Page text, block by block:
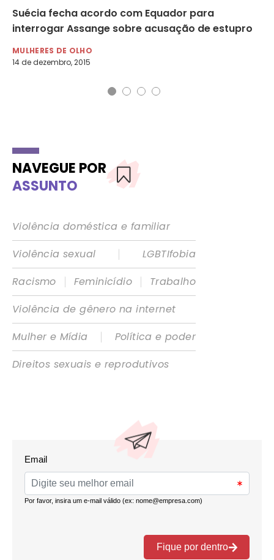
Suécia fecha acordo com Equador para
interrogar Assange sobre acusação de estupro
MULHERES DE OLHO
14 de dezembro, 2015
NAVEGUE POR
ASSUNTO
Violência doméstica e familiar
Violência sexual
|
LGBTIfobia
Racismo
| Feminicídio |
Trabalho
Violência de gênero na internet
Mulher e Mídia
|
Política e poder
Direitos sexuais e reprodutivos